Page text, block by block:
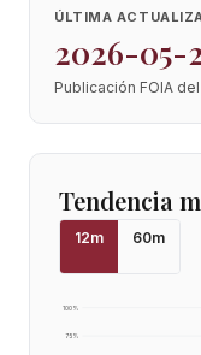
ÚLTIMA
2026-05-
Publicación FOIA
Tendencia
12m 60m
75%
100%